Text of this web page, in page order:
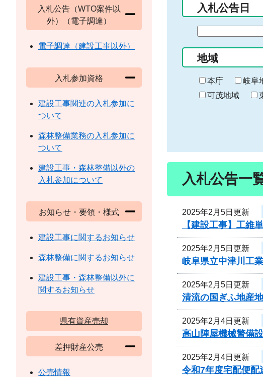
入札公告日
の
始
ま
り
地域
本庁 岐阜
可茂地域
入札公告一
2025年2月5日更新
【建設工事】工
2025年2月5日更新
岐阜県立中津川工
2025年2月5日更新
清流の国ぎふ地産
2025年2月4日更新
高山陣屋機械警備
2025年2月4日更新
令和7年度宅配便配
入札公告（WTO案件以
外）（電子調達）
電子調達（建設工事以外）
入札参加資格
建設工事関連の入札参加に
ついて
森林整備業務の入札参加に
ついて
建設工事・森林整備以外の
入札参加について
お知らせ・要領・様式
建設工事に関するお知らせ
森林整備に関するお知らせ
建設工事・森林整備以外に
関するお知らせ
県有資産売却
差押財産公売
公売情報